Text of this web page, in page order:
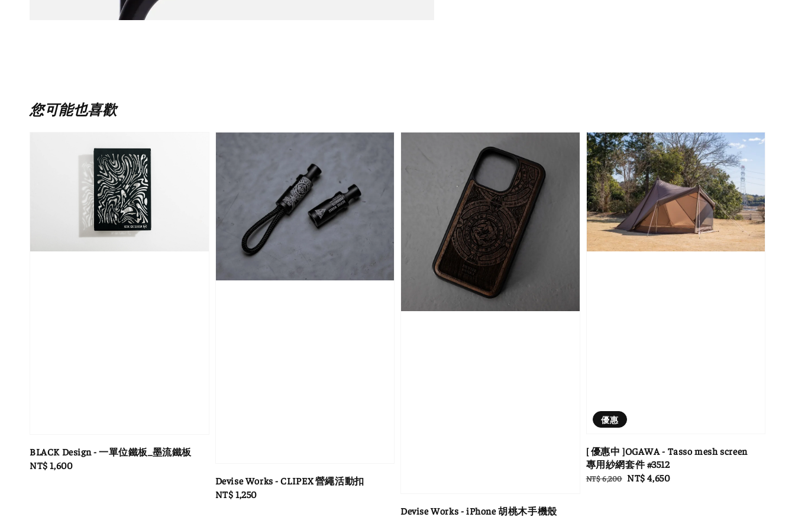
您可能也喜歡
BLACK Design - 一單位鐵板_墨流鐵板
Regular
NT$ 1,600
Devise Works - CLIPEX 營繩活動扣
Regular
NT$ 1,250
Devise Works - iPhone 胡桃木手機殼
優惠
[ 優惠中 ]OGAWA - Tasso mesh screen
專用紗網套件 #3512
Regular
NT$ 6,200 Sale
NT$ 4,650